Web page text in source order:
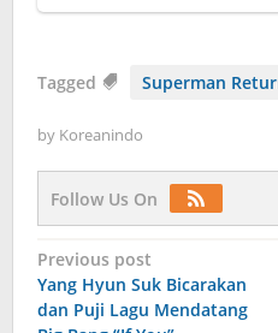
Tagged Superman
by Koreanindo
Follow Us On
Post
navigation
Previous post
Yang Hyun Suk Bicarakan
dan Puji Lagu Mendatang